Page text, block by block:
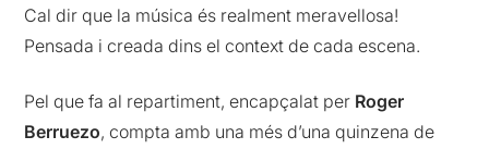
Cal dir que la música és realment meravellosa!
Pensada i creada dins el context de cada escena.
Pel que fa al repartiment, encapçalat per Roger
Berruezo, compta amb una més d’una quinzena de